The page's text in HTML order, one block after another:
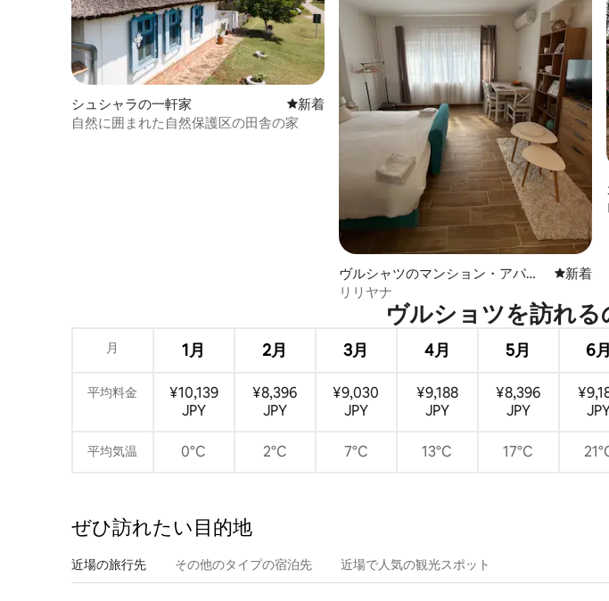
シュシャラの一軒家 新しい宿泊先
新着
自然に囲まれた自然保護区の田舎の家
ヴルシャツのマンション・アパー
ト
新しい宿
新着
リリヤナ
ヴルショツを訪⁠れ⁠る
月 1月 2月 3月 4月 5月 6月
平均料金
¥10,139
JPY
¥8,396
JPY
¥9,030
JPY
¥9,188
JPY
¥8,396
JPY
平均気温 0°C 2°C 7°C 13°C 17°C
ぜひ訪⁠れ⁠た⁠い目⁠的⁠地
近場の旅行先 その他のタ⁠イ⁠プ⁠の宿⁠泊⁠先 近場で人気の観光スポット